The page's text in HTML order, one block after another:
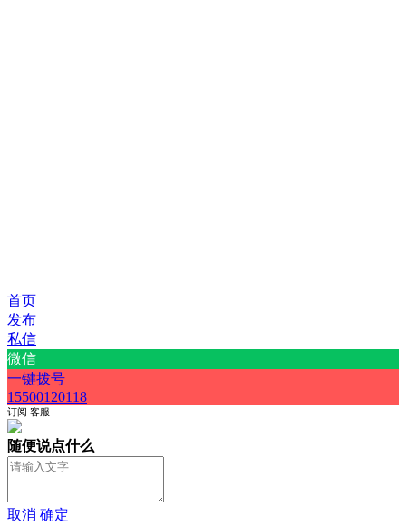
首页
发布
私信
微信
一键拨号
15500120118
订阅 客服
随便说点什么
取消 确定